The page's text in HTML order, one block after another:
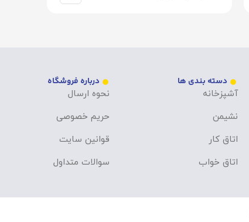
دسته بندی ها
آشپزخانه
نشیمن
اتاق کار
اتاق خواب
درباره فروشگاه
نحوه ارسال
حریم خصوصی
قوانین سایت
سوالات متداول